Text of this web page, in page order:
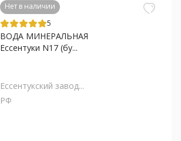
Нет в наличии
5
ВОДА МИНЕРАЛЬНАЯ
Ессентуки N17 (бу...
Ессентукский завод...
РФ